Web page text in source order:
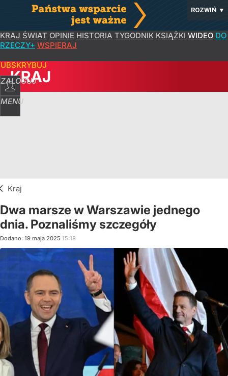
ROZWIŃ ▼
KRAJ ŚWIAT OPINIE HISTORIA TYGODNIK KSIĄŻKI WIDEO DO
RZECZY+ WSPIERAJ
ZALOGUJ
MENU
KRAJ
Kraj
Dwa marsze w Warszawie jednego
dnia. Poznaliśmy szczegóły
Dodano: 19 maja 2025 15:18